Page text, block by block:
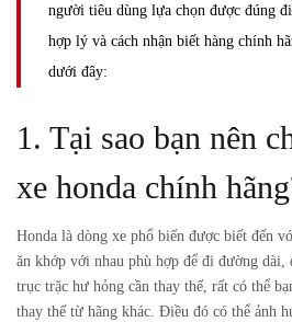
người tiêu dùng lựa chọn được đúng
hợp lý và cách nhận biết hàng chính
dưới đây:
1. Tại sao bạn nên
xe honda chính
Honda là dòng xe phổ biến được biết đến
ăn khớp với nhau phù hợp để đi đường
trục trặc hư hỏng cần thay thế, rất có thể
thay thế từ hãng khác. Điều đó có thể ảnh